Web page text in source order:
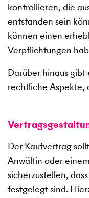
kontrollieren, die
entstanden sein
können einen
Verpflichtungen
Darüber hinaus
rechtliche Aspekte,
Der Kaufvertrag
Anwältin oder
sicherzustellen,
festgelegt sind.